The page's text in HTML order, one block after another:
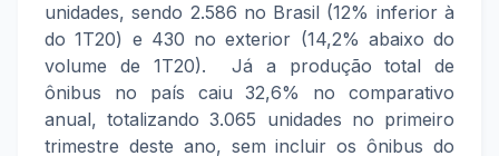
unidades, sendo 2.586 no Brasil (12% inferior à
do 1T20) e 430 no exterior (14,2% abaixo do
volume de 1T20). Já a produção total de
ônibus no país caiu 32,6% no comparativo
anual, totalizando 3.065 unidades no primeiro
trimestre deste ano, sem incluir os ônibus do